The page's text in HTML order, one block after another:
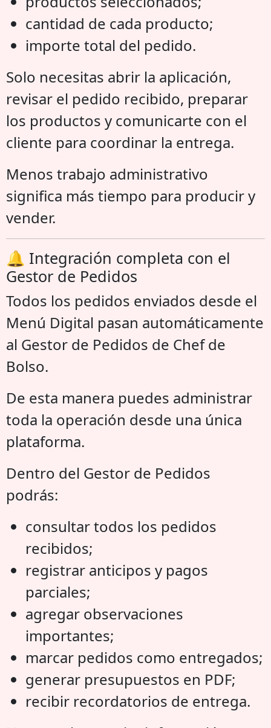
cantidad de cada producto;
importe total del pedido.
Solo necesitas abrir la aplicación,
revisar el pedido recibido, preparar
los productos y comunicarte con el
cliente para coordinar la entrega.
Menos trabajo administrativo
significa más tiempo para producir y
vender.
🔔 Integración completa con el
Gestor de Pedidos
Todos los pedidos enviados desde el
Menú Digital pasan automáticamente
al Gestor de Pedidos de Chef de
Bolso.
De esta manera puedes administrar
toda la operación desde una única
plataforma.
Dentro del Gestor de Pedidos
podrás:
consultar todos los pedidos
recibidos;
registrar anticipos y pagos
parciales;
agregar observaciones
importantes;
marcar pedidos como entregados;
generar presupuestos en PDF;
recibir recordatorios de entrega.